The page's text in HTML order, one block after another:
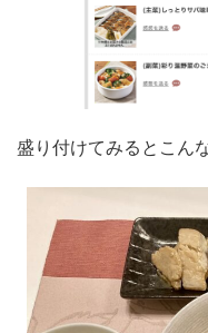
盛り付けてみるとこん